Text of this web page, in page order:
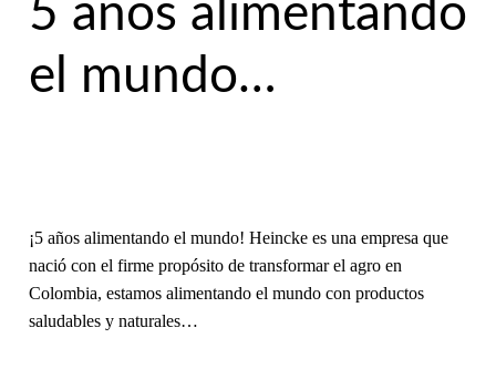
5 años alimentando
el mundo…
¡5 años alimentando el mundo! Heincke es una empresa que
nació con el firme propósito de transformar el agro en
Colombia, estamos alimentando el mundo con productos
saludables y naturales…